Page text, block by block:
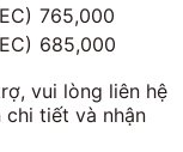
765,000
685,000
vui lòng liên hệ
tiết và nhận